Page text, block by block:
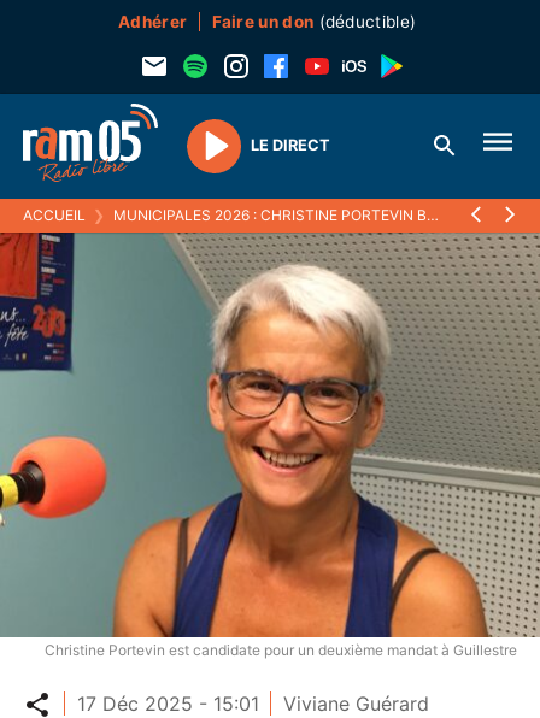
Adhérer Faire un don (déductible)
Play
LE DIRECT
ACCUEIL ❯ MUNICIPALES 2026 : CHRISTINE PORTEVIN BRIGUERA UN DEUXIÈME MANDAT À GUILLESTRE
Christine Portevin est candidate pour un deuxième mandat à Guillestre
Partager
17 Déc 2025 - 15:01 Viviane Guérard